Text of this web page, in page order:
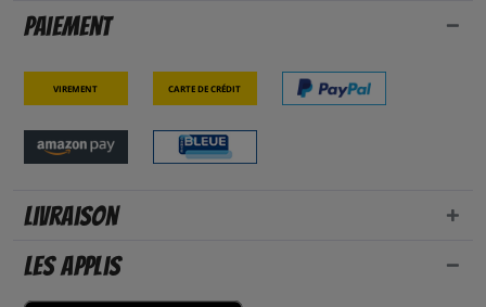
Paiement
Virement Carte de crédit
Livraison
Les applis